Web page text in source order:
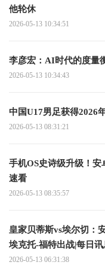
他轮休
2026-05-13 10:34:51
李彦宏：AI时代的度量
2026-05-13 10:34:43
中国U17男足获得2026
2026-05-13 08:31:21
手机OS史诗级升级！
速看
2026-05-13 08:35:57
皇家贝蒂斯vs埃尔切：
埃克托-福特出战|每日讯
2026-05-13 06:31:38